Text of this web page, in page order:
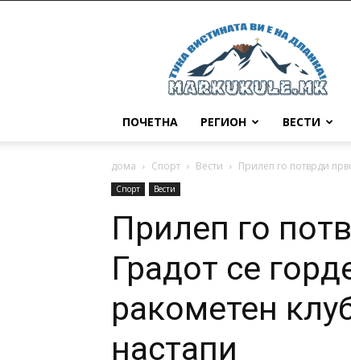
Маркукуле
ПОЧЕТНА РЕГИОН ВЕСТИ
дома Спорт Вести Прилеп го потврди
Спорт Вести
Прилеп го
Градот се
ракометен
настапи